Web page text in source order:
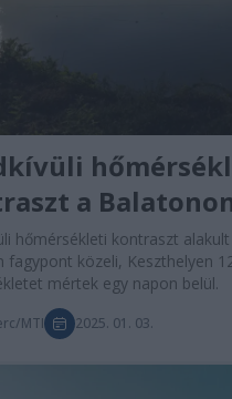
a
hőmérsékleti kontraszt
fagypont közeli, Keszthelyen
mértek egy napon belül.
MTI 2025. 01. 03.